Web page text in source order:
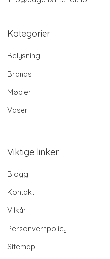
Kategorier
Belysning
Brands
Møbler
Vaser
Viktige linker
Blogg
Kontakt
Vilkår
Personvernpolicy
Sitemap